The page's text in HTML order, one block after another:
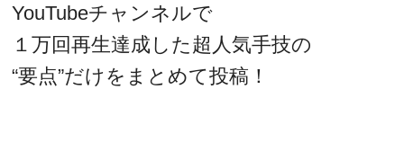
YouTubeチャンネルで
１万回再生達成した超人気手技の
“要点”だけをまとめて投稿！